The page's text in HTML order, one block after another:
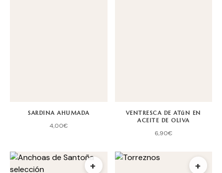
SARDINA AHUMADA
4,00€
VENTRESCA DE ATúN EN
ACEITE DE OLIVA
6,90€
+ +